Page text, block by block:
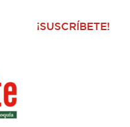
¡SUSCRÍBETE!